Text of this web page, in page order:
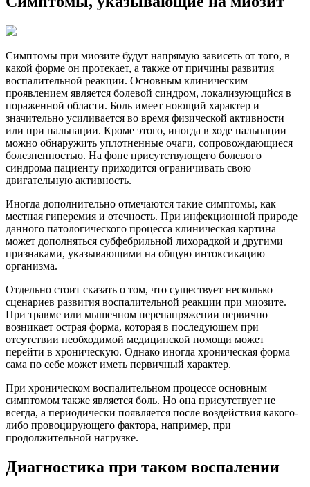
Симптомы при миозите будут напрямую зависеть от того, в
какой форме он протекает, а также от причины развития
воспалительной реакции. Основным клиническим
проявлением является болевой синдром, локализующийся в
пораженной области. Боль имеет ноющий характер и
значительно усиливается во время физической активности
или при пальпации. Кроме этого, иногда в ходе пальпации
можно обнаружить уплотненные очаги, сопровождающиеся
болезненностью. На фоне присутствующего болевого
синдрома пациенту приходится ограничивать свою
двигательную активность.
Иногда дополнительно отмечаются такие симптомы, как
местная гиперемия и отечность. При инфекционной природе
данного патологического процесса клиническая картина
может дополняться субфебрильной лихорадкой и другими
признаками, указывающими на общую интоксикацию
организма.
Отдельно стоит сказать о том, что существует несколько
сценариев развития воспалительной реакции при миозите.
При травме или мышечном перенапряжении первично
возникает острая форма, которая в последующем при
отсутствии необходимой медицинской помощи может
перейти в хроническую. Однако иногда хроническая форма
сама по себе может иметь первичный характер.
При хроническом воспалительном процессе основным
симптомом также является боль. Но она присутствует не
всегда, а периодически появляется после воздействия какого-
либо провоцирующего фактора, например, при
продолжительной нагрузке.
Диагностика при таком воспалении